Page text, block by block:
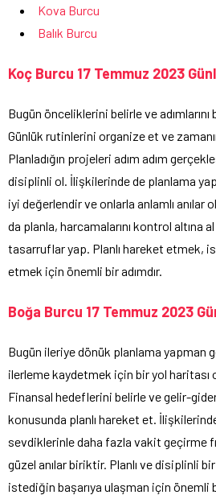
Kova Burcu
Balık Burcu
Koç Burcu 17 Temmuz 2023
Bugün önceliklerini belirle ve
Günlük rutinlerini organize et ve
Planladığın projeleri adım adım
disiplinli ol. İlişkilerinde de planlama
iyi değerlendir ve onlarla anlamlı anılar
da planla, harcamalarını kontrol altına
tasarruflar yap. Planlı hareket etmek,
etmek için önemli bir adımdır.
Boğa Burcu 17 Temmuz 2023
Bugün ileriye dönük planlama yapman
ilerleme kaydetmek için bir yol haritası
Finansal hedeflerini belirle ve gelir-
konusunda planlı hareket et.
sevdiklerinle daha fazla vakit geçirme
güzel anılar biriktir. Planlı ve disiplinli
istediğin başarıya ulaşman için önemli